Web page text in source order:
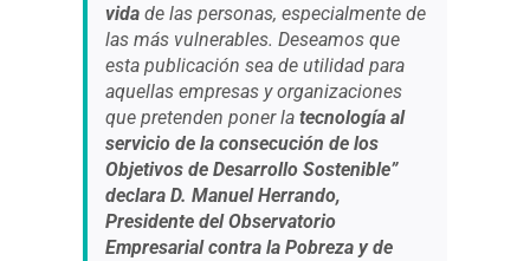
vidade las personas, especialmente de
las más vulnerables. Deseamos que
esta publicación sea de utilidad para
aquellas empresas y organizaciones
que pretenden poner la tecnología al
servicio de la consecución de los
Objetivos de Desarrollo Sostenible”
declara D. Manuel Herrando,
Presidente del Observatorio
Empresarial contra la Pobreza y de